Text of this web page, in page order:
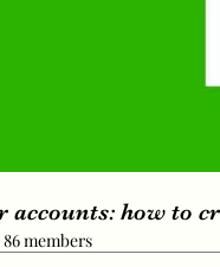
accounts: how to
86 members